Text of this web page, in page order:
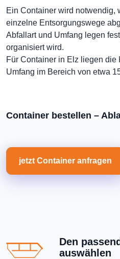
Ein Container wird notwendig,
einzelne Entsorgungswege
Abfallart und Umfang legen
organisiert wird.
Für Container in Elz liegen die
Umfang im Bereich von etwa
Container bestellen –
jetzt Container anfragen
Den
auswählen